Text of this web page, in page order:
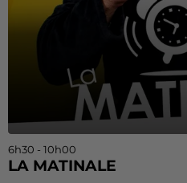
6h30 - 10h00
LA MATINALE